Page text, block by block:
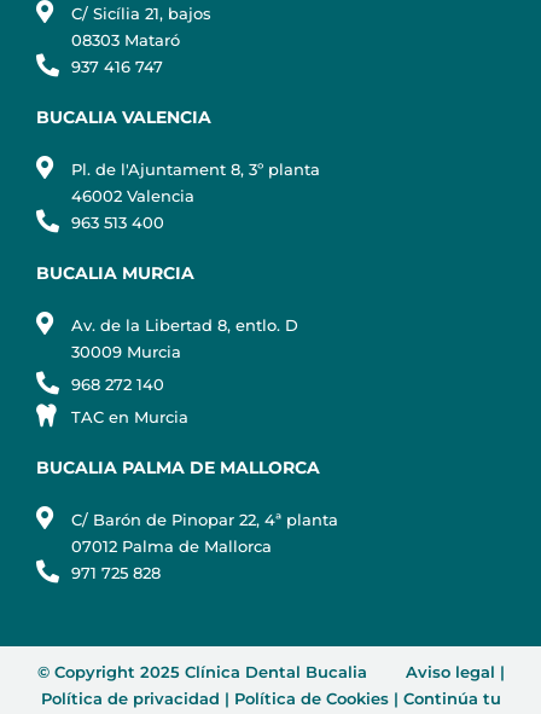
C/ Sicília 21, bajos
08303 Mataró
937 416 747
BUCALIA VALENCIA
Pl. de l'Ajuntament 8, 3º planta
46002 Valencia
963 513 400
BUCALIA MURCIA
Av. de la Libertad 8, entlo. D
30009 Murcia
968 272 140
TAC en Murcia
BUCALIA PALMA DE MALLORCA
C/ Barón de Pinopar 22, 4ª planta
07012 Palma de Mallorca
971 725 828
© Copyright 2025 Clínica Dental Bucalia Aviso legal |
Política de privacidad | Política de Cookies| Continúa tu